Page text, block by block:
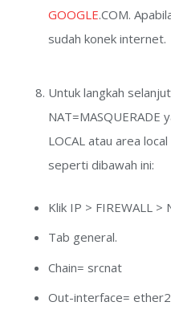
GOOGLE.COM.
sudah konek internet.
Untuk langkah
NAT=MASQUERADE
LOCAL atau area
seperti dibawah ini:
Klik IP > FIREWALL >
Tab general.
Chain= srcnat
Out-interface=